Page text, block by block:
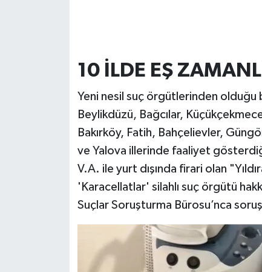
10 İLDE EŞ
Yeni nesil suç örgütlerinden
Beylikdüzü, Bağcılar,
Bakırköy, Fatih, Bahçelievler,
ve Yalova illerinde faaliyet
V.A. ile yurt dışında firari olan
'Karacellatlar' silahlı suç örgütü
Suçlar Soruşturma Bürosu’nca